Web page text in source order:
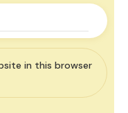
in this browser